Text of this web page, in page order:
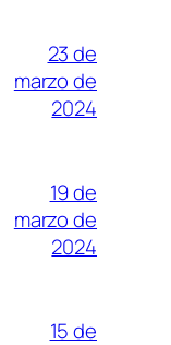
23 de
marzo de
2024
19 de
marzo de
2024
15 de